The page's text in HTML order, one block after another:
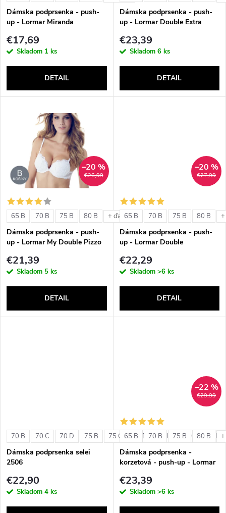
p
r
d
t
o
v
p
r
o
d
t
o
v
Dámska podprsenka - push-
up - Lormar Miranda
€17,69
Skladom 1 ks
DETAIL
Dámska podprsenka - push-
up - Lormar Double Extra
€23,39
Skladom 6 ks
DETAIL
€26,99
–20 %
65 B 70 B 75 B 80 B + ďalšie
Dámska podprsenka - push-
up - Lormar My Double Pizzo
€21,39
Skladom 5 ks
DETAIL
€27,99
–20 %
65 B 70 B 75 B 80 B
Dámska podprsenka - push-
up - Lormar Double
€22,29
Skladom >6 ks
DETAIL
70 B 70 C 70 D 75 B 75 C 75 D 80 B 80 C 80 D
Dámska podprsenka selei
2506
€22,90
Skladom 4 ks
€29,99
–22 %
65 B 70 B 75 B 80 B
Dámska podprsenka -
korzetová - push-up - Lormar
€23,39
Skladom >6 ks